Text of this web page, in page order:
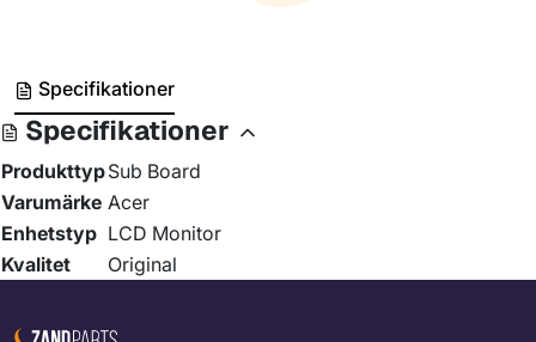
Specifikationer
Specifikationer
ProdukttypSub Board
Varumärke Acer
Enhetstyp LCD Monitor
Kvalitet
Original